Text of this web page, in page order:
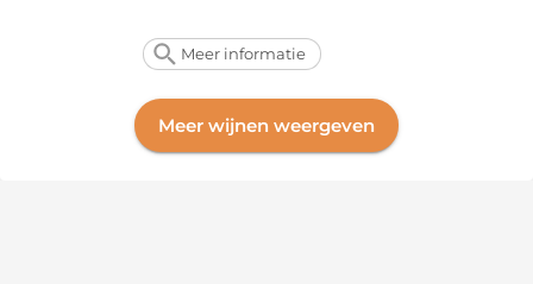
Meer informatie
Meer wijnen weergeven